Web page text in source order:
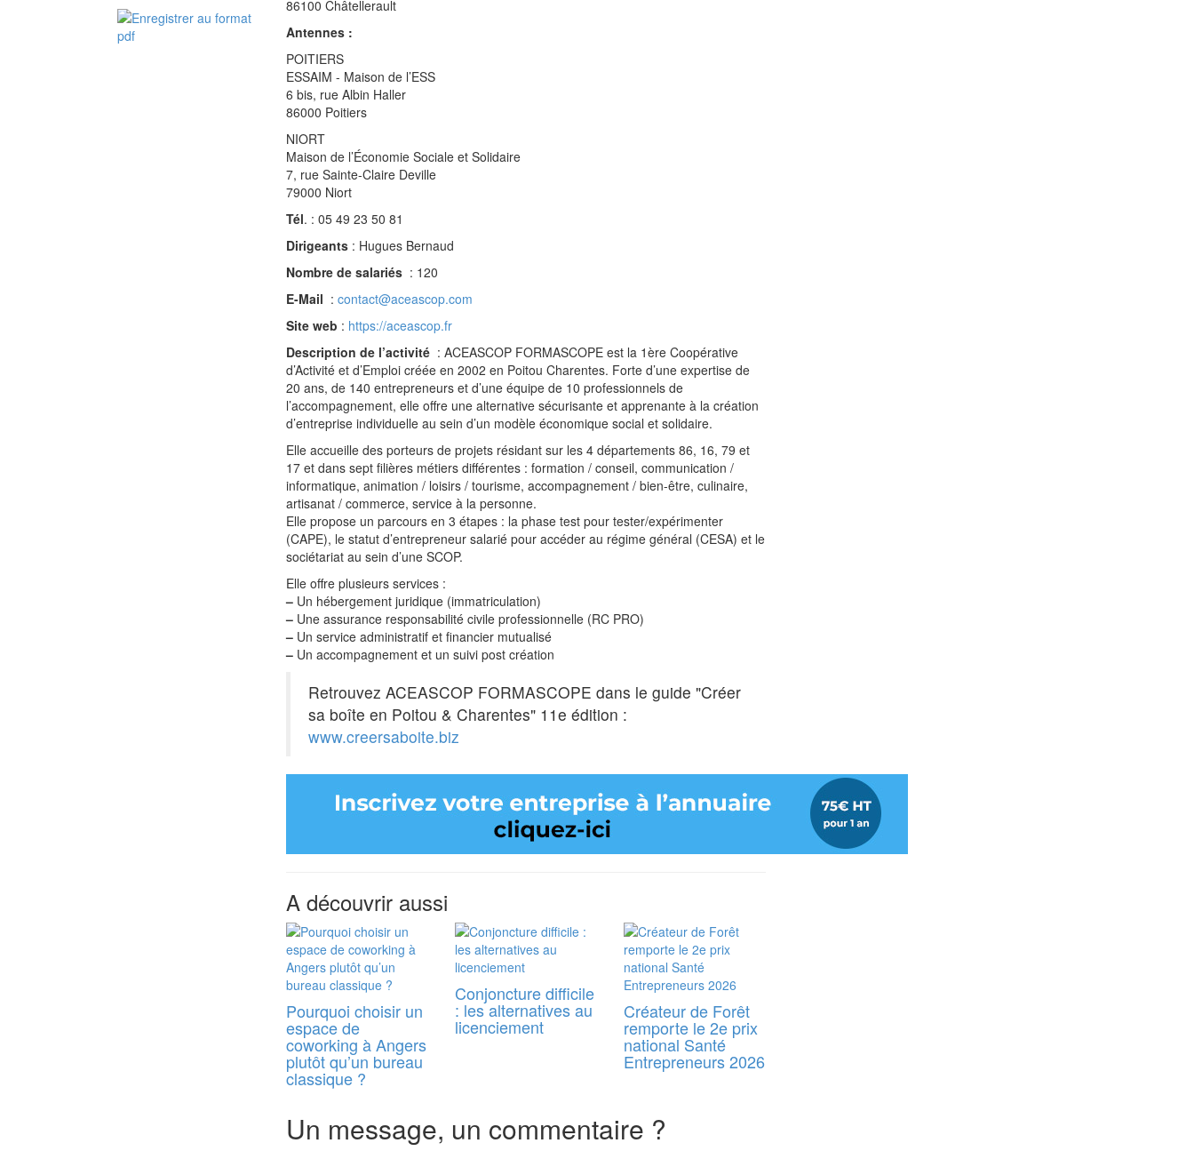
86100 Châtellerault
Antennes :
POITIERS
ESSAIM - Maison de l’ESS
6 bis, rue Albin Haller
86000 Poitiers
NIORT
Maison de l’Économie Sociale et Solidaire
7, rue Sainte-Claire Deville
79000 Niort
Tél. : 05 49 23 50 81
Dirigeants : Hugues Bernaud
Nombre de salariés : 120
E-Mail : contact@aceascop.com
Site web : https://aceascop.fr
Description de l’activité : ACEASCOP FORMASCOPE est la 1ère Coopérative
d’Activité et d’Emploi créée en 2002 en Poitou Charentes. Forte d’une expertise de
20 ans, de 140 entrepreneurs et d’une équipe de 10 professionnels de
l’accompagnement, elle offre une alternative sécurisante et apprenante à la création
d’entreprise individuelle au sein d’un modèle économique social et solidaire.
Elle accueille des porteurs de projets résidant sur les 4 départements 86, 16, 79 et
17 et dans sept filières métiers différentes : formation / conseil, communication /
informatique, animation / loisirs / tourisme, accompagnement / bien-être, culinaire,
artisanat / commerce, service à la personne.
Elle propose un parcours en 3 étapes : la phase test pour tester/expérimenter
(CAPE), le statut d’entrepreneur salarié pour accéder au régime général (CESA) et le
sociétariat au sein d’une SCOP.
Elle offre plusieurs services :
– Un hébergement juridique (immatriculation)
– Une assurance responsabilité civile professionnelle (RC PRO)
– Un service administratif et financier mutualisé
– Un accompagnement et un suivi post création
Retrouvez ACEASCOP FORMASCOPE dans le guide "Créer
sa boîte en Poitou & Charentes" 11e édition :
www.creersaboite.biz
A découvrir aussi
Pourquoi choisir un
espace de
coworking à Angers
plutôt qu’un bureau
classique ?
Conjoncture difficile
: les alternatives au
licenciement
Créateur de Forêt
remporte le 2e prix
national Santé
Entrepreneurs 2026
Un message, un commentaire ?